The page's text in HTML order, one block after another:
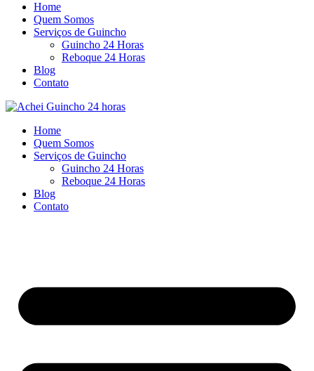
Home
Quem Somos
Serviços de Guincho
Guincho 24 Horas
Reboque 24 Horas
Blog
Contato
Home
Quem Somos
Serviços de Guincho
Guincho 24 Horas
Reboque 24 Horas
Blog
Contato